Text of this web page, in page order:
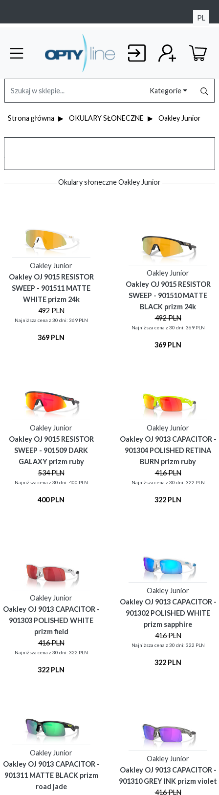
PL
Kategorie
Strona główna OKULARY SŁONECZNE Oakley Junior
Okulary słoneczne Oakley Junior
Oakley Junior
Oakley OJ 9015 RESISTOR
SWEEP - 901511 MATTE
WHITE prizm 24k
492 PLN
Najniższa cena z 30 dni: 369 PLN
369 PLN
Oakley Junior
Oakley OJ 9015 RESISTOR
SWEEP - 901510 MATTE
BLACK prizm 24k
492 PLN
Najniższa cena z 30 dni: 369 PLN
369 PLN
Oakley Junior
Oakley OJ 9015 RESISTOR
SWEEP - 901509 DARK
GALAXY prizm ruby
534 PLN
Najniższa cena z 30 dni: 400 PLN
400 PLN
Oakley Junior
Oakley OJ 9013 CAPACITOR -
901304 POLISHED RETINA
BURN prizm ruby
416 PLN
Najniższa cena z 30 dni: 322 PLN
322 PLN
Oakley Junior
Oakley OJ 9013 CAPACITOR -
901303 POLISHED WHITE
prizm field
416 PLN
Najniższa cena z 30 dni: 322 PLN
322 PLN
Oakley Junior
Oakley OJ 9013 CAPACITOR -
901302 POLISHED WHITE
prizm sapphire
416 PLN
Najniższa cena z 30 dni: 322 PLN
322 PLN
Oakley Junior
Oakley OJ 9013 CAPACITOR -
901311 MATTE BLACK prizm
road jade
Oakley Junior
Oakley OJ 9013 CAPACITOR -
901310 GREY INK prizm violet
416 PLN